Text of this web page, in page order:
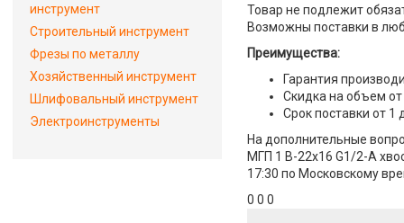
Товар не подлежит
Возможны поставки в
Преимущества:
Гарантия
Скидка на объем от
Срок поставки от 1
На дополнительные
МГП 1 В-22х16 G1/2-A
17:30 по Московскому
0 0 0
инструмент
Строительный инструмент
Фрезы по металлу
Хозяйственный инструмент
Шлифовальный инструмент
Электроинструменты